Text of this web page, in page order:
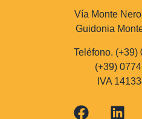
Vía Monte
Guidonia
Teléfono. (+39)
(+39)
IVA